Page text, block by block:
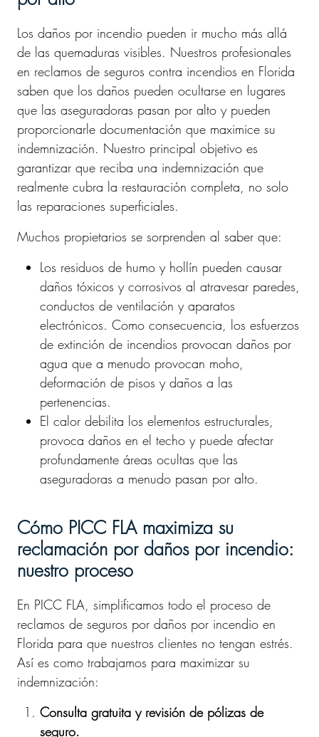
Los daños por incendio pueden ir mucho más allá
de las quemaduras visibles. Nuestros profesionales
en reclamos de seguros contra incendios en Florida
saben que los daños pueden ocultarse en lugares
que las aseguradoras pasan por alto y pueden
proporcionarle documentación que maximice su
indemnización. Nuestro principal objetivo es
garantizar que reciba una indemnización que
realmente cubra la restauración completa, no solo
las reparaciones superficiales.
Muchos propietarios se sorprenden al saber que:
Los residuos de humo y hollín pueden causar
daños tóxicos y corrosivos al atravesar paredes,
conductos de ventilación y aparatos
electrónicos. Como consecuencia, los esfuerzos
de extinción de incendios provocan daños por
agua que a menudo provocan moho,
deformación de pisos y daños a las
pertenencias.
El calor debilita los elementos estructurales,
provoca daños en el techo y puede afectar
profundamente áreas ocultas que las
aseguradoras a menudo pasan por alto.
Cómo PICC FLA maximiza su
reclamación por daños por incendio:
nuestro proceso
En PICC FLA, simplificamos todo el proceso de
reclamos de seguros por daños por incendio en
Florida para que nuestros clientes no tengan estrés.
Así es como trabajamos para maximizar su
indemnización:
Consulta gratuita y revisión de pólizas de
seguro.